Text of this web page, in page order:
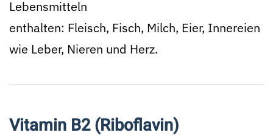
Lebensmitteln
enthalten: Fleisch, Fisch, Milch, Eier, Innereien
wie Leber, Nieren und Herz.
Vitamin B2 (Riboflavin)